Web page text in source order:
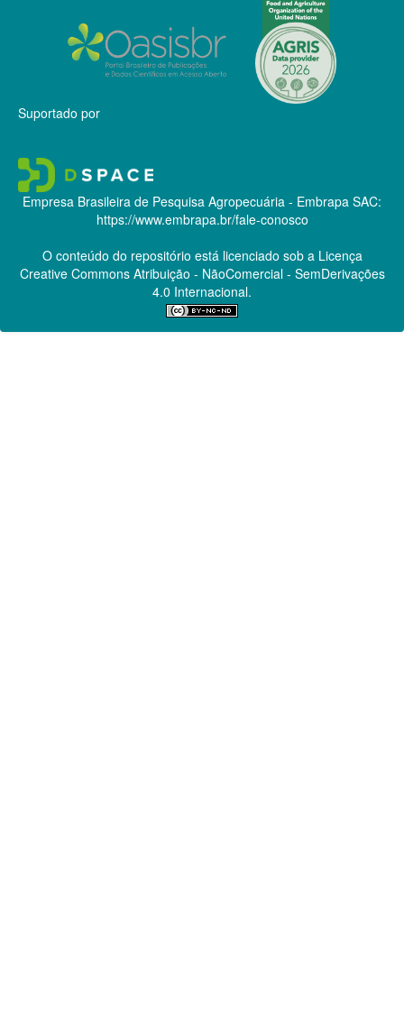
Suportado por
Empresa Brasileira de Pesquisa Agropecuária - Embrapa SAC:
https://www.embrapa.br/fale-conosco
O conteúdo do repositório está licenciado sob a Licença
Creative CommonsAtribuição - NãoComercial - SemDerivações
4.0 Internacional.